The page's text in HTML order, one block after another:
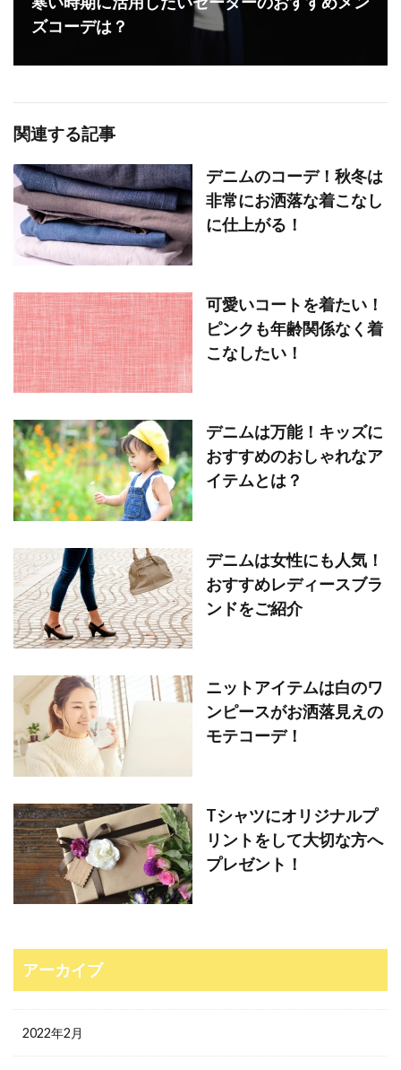
ズコーデは？
関連する記事
デニムのコーデ！秋冬は
非常にお洒落な着こなし
に仕上がる！
可愛いコートを着たい！
ピンクも年齢関係なく着
こなしたい！
デニムは万能！キッズに
おすすめのおしゃれなア
イテムとは？
デニムは女性にも人気！
おすすめレディースブラ
ンドをご紹介
ニットアイテムは白のワ
ンピースがお洒落見えの
モテコーデ！
Tシャツにオリジナルプ
リントをして大切な方へ
プレゼント！
アーカイブ
2022年2月